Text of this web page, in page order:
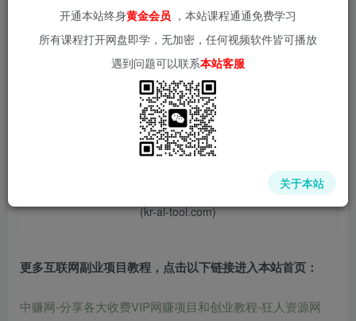
📌 1000➕互联网副业项目教程，更多网赚项目，点击以下
链接进入本站首页：
中赚网 - 分享各大收费VIP网赚项目和创业教程 - 狂人资源
(kr-ai-tool.com)
更多互联网副业项目教程，点击以下链接进入本站首页 ：
中赚网-分享各大收费VIP网赚项目和创业教程-狂人资源网
开通本站终身黄金会员 ，本站课程通通免费学习
所有课程打开网盘即学，无加密，任何视频软件皆可播放
遇到问题可以联系本站客服
关于本站